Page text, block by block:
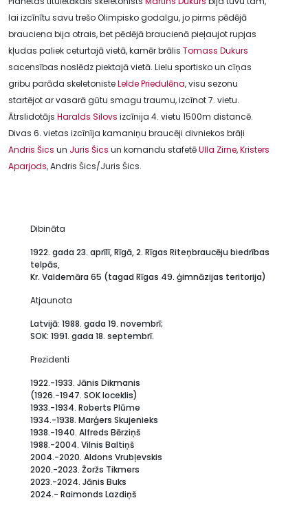
lai izcīnītu savu trešo Olimpisko godalgu, jo pirms pēdējā
brauciena bija otrais, bet pēdējā braucienā pieļaujot rupjas
kļudas paliek ceturtajā vietā, kamēr brālis Tomass Dukurs
sacensības noslēdz piektajā vietā. Lielu sportisko un cīņas
gribu parāda skeletonisteLelde Priedulēna, visu sezonu
startējot ar vasarā gūtu smagu traumu, izcīnot 7. vietu.
Ātrslidotājs Haralds Silovs izcīnija 4. vietu 1500m distancē.
Divas 6. vietas izcīnīja kamaniņu braucēji divniekos brāļi
Andris Šics un Juris Šics un komandu stafetēUlla Zirne,Kristers
Aparjods, Andris Šics/Juris Šics.
Dibināta
1922. gada 23. aprīlī, Rīgā, 2. Rīgas Riteņbraucēju biedrības
telpās,
Kr. Valdemāra 65 (tagad Rīgas 49. ģimnāzijas teritorija)
Atjaunota
Latvijā: 1988. gada 19. novembrī;
SOK: 1991. gada 18. septembrī.
Prezidenti
1922.-1933. Jānis Dikmanis
(1926.-1947. SOK loceklis)
1933.-1934. Roberts Plūme
1934.-1938. Marģers Skujenieks
1938.-1940. Alfreds Bērziņš
1988.-2004. Vilnis Baltiņš
2004.-2020. Aldons Vrubļevskis
2020.-2023. Žoržs Tikmers
2023.-2024. Jānis Buks
2024.- Raimonds Lazdiņš